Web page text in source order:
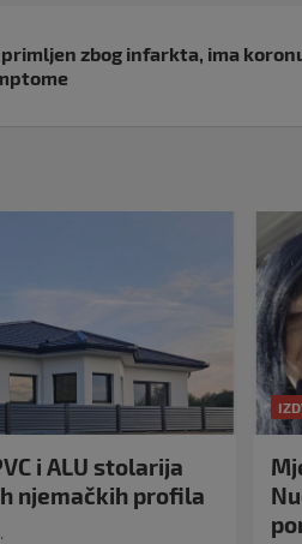
zbog infarkta, ima
i ALU stolarija
njemačkih profila